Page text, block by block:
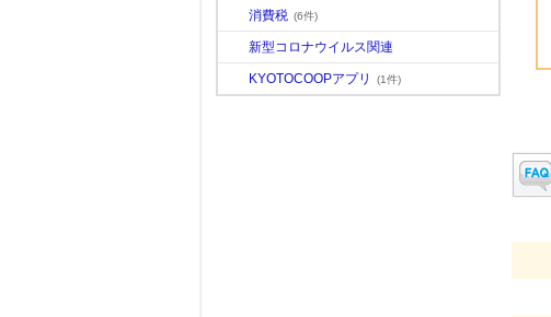
消費税 (6件)
新型コロナウイルス関連
KYOTOCOOPアプリ (1件)